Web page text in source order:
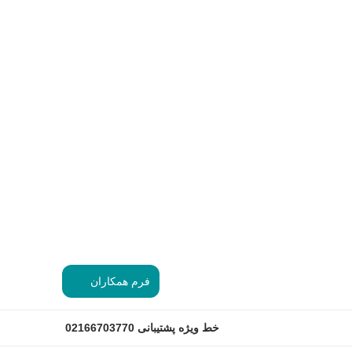
فرم همکاران
خط ویژه پشتیبانی 02166703770